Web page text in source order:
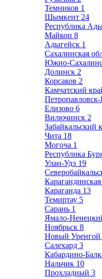
Темников 1
Шымкент 24
Республика
Майкоп 8
Адыгейск 1
Сахалинская
Южно-
Долинск 2
Корсаков 2
Камчатский
Елизово 6
Вилючинск 2
Забайкальский
Чита 18
Могоча 1
Республика
Улан-Удэ 19
Карагандинская
Караганда 13
Темиртау 5
Сарань 1
Ямало-
Ноябрьск 8
Новый Уренгой
Салехард 3
Кабардино-
Нальчик 10
Прохладный 3